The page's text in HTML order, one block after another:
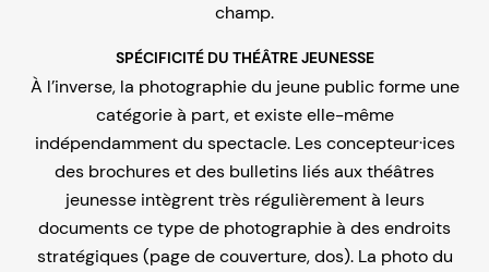
champ.
SPÉCIFICITÉ DU THÉÂTRE JEUNESSE
À l’inverse, la photographie du jeune public forme une
catégorie à part, et existe elle-même
indépendamment du spectacle. Les concepteur·ices
des brochures et des bulletins liés aux théâtres
jeunesse intègrent très régulièrement à leurs
documents ce type de photographie à des endroits
stratégiques (page de couverture, dos). La photo du